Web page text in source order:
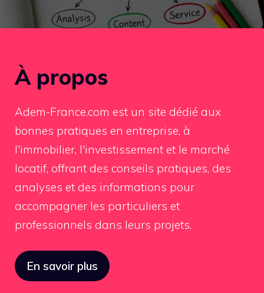
À propos
Adem-France.com est un site dédié aux
bonnes pratiques en entreprise, à
l'immobilier, l'investissement et le marché
locatif, offrant des conseils pratiques, des
analyses et des informations pour
accompagner les particuliers et
professionnels dans leurs projets.
En savoir plus